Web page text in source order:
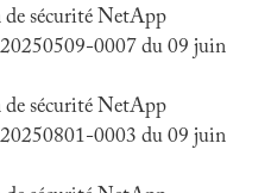
sécurité NetApp
0007 du 09 juin
sécurité NetApp
0003 du 09 juin